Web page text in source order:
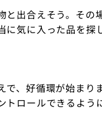
と出合えそう。その
に気に入った品を探
で、好循環が始まり
トロールできるよう